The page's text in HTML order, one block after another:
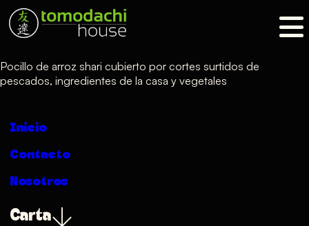
Pocillo de arroz shari cubierto por cortes surtidos de
pescados, ingredientes de la casa y vegetales
Inicio
Contacto
Nosotros
Carta